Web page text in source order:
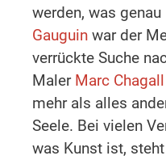
werden, was
Gauguin war der
verrückte Suche
Maler Marc Chagall
mehr als alles
Seele. Bei vielen
was Kunst ist,